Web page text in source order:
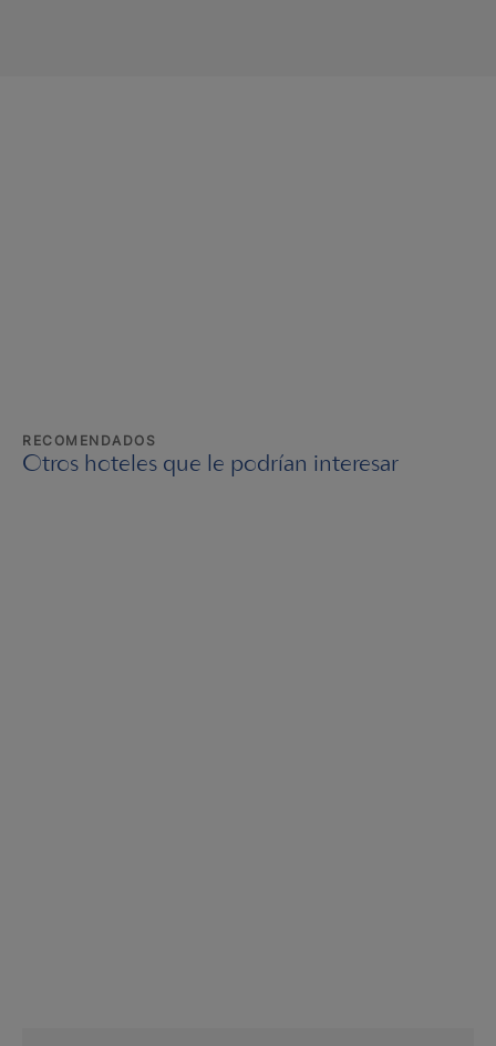
RECOMENDADOS
Otros hoteles que le podrían interesar